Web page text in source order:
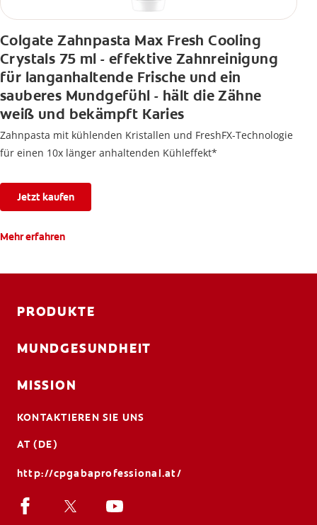
Colgate Zahnpasta Max Fresh Cooling
Crystals 75 ml - effektive Zahnreinigung
für langanhaltende Frische und ein
sauberes Mundgefühl - hält die Zähne
weiß und bekämpft Karies
Zahnpasta mit kühlenden Kristallen und FreshFX-Technologie
für einen 10x länger anhaltenden Kühleffekt*
Jetzt kaufen
Mehr erfahren
PRODUKTE
MUNDGESUNDHEIT
MISSION
KONTAKTIEREN SIE UNS
AT (DE)
http://cpgabaprofessional.at/